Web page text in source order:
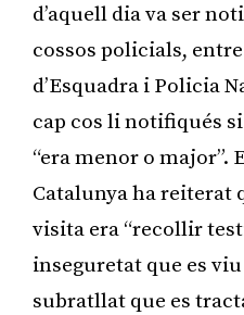
d’aquell dia va ser
cossos policials,
d’Esquadra i Policia
cap cos li notifiqués
“era menor o major”.
Catalunya ha reiterat
visita era “recollir
inseguretat que es
subratllat que es